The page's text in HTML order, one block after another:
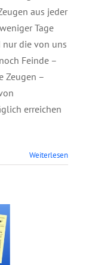
aus jeder
Tage
die von uns
Feinde –
Zeugen –
erreichen
Weiterlesen